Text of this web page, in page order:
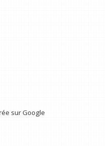
sur Google